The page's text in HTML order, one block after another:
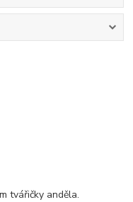
tvářičky anděla.